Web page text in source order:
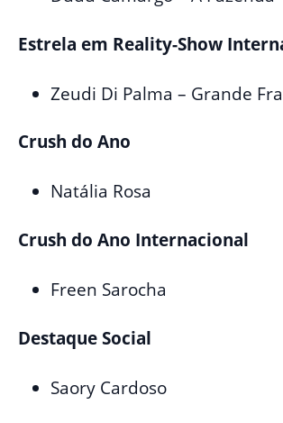
Estrela em Reality-Show
Zeudi Di Palma – Grande
Crush do Ano
Natália Rosa
Crush do Ano Internacional
Freen Sarocha
Destaque Social
Saory Cardoso